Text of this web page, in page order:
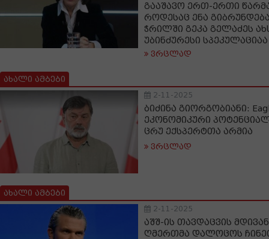
გააშავო ერთ-ერთი
როდესაც ენა
ჭრილში გეკა გელაძეს
უბინძურესი სპეკულაციაა
ვრცლად
ახალი ამბები
2-11-2025
ბიძინა გიორგობიანი:
ეკონომიკური
ცრუ ექსპერტთა არმია
ვრცლად
ახალი ამბები
2-11-2025
აშშ-ის თავდაცვის
ღმერთმა დალოცოს